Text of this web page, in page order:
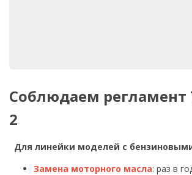
Соблюдаем регламент
2
Для линейки моделей с
Замена моторного масла: раз в